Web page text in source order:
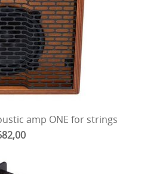
DVD
amp ONE for strings